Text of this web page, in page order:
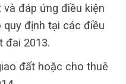
đáp ứng điều kiện
quy định tại các điều
đai 2013.
đất hoặc cho thuê